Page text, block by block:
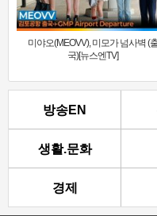
미야오(MEOVV), 미모가 넘사벽 (
국)[뉴스엔TV]
방송EN
생활.문화
경제